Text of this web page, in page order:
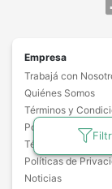
Empresa
Trabajá con
Quiénes Somos
Términos y
Políticas de Garantía
Términos y
Políticas de
Noticias